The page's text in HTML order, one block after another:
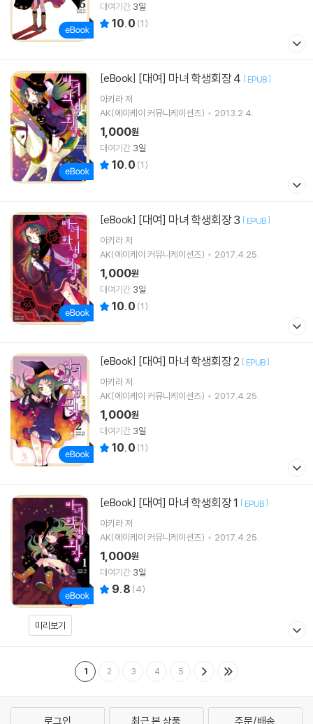
대여기간 3일
10.0 (1)
[eBook] [대여] 마녀 학생회장 4 [ EPUB]
아키라저
AK(에이케이 커뮤니케이션즈)
2013.2.4.
1,000원
대여기간 3일
10.0 (1)
[eBook] [대여] 마녀 학생회장 3 [ EPUB]
아키라저
AK(에이케이 커뮤니케이션즈)
2017.4.25.
1,000원
대여기간 3일
10.0 (1)
[eBook] [대여] 마녀 학생회장 2 [ EPUB]
아키라저
AK(에이케이 커뮤니케이션즈)
2017.4.25.
1,000원
대여기간 3일
10.0 (1)
미리보기
[eBook] [대여] 마녀 학생회장 1 [ EPUB]
아키라저
AK(에이케이 커뮤니케이션즈)
2017.4.25.
1,000원
대여기간 3일
9.8 (4)
1 2 3 4 5
로그인 최근 본 상품 주문/배송